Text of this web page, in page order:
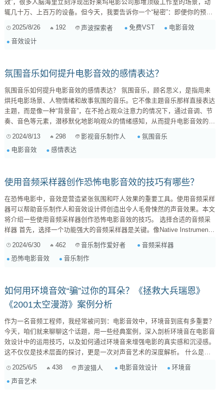
效”，很多人脑海里立刻浮现出好莱坞电影公司那堆顶级工作室的场景，动
辄几十万、上百万的设备。但今天，我要告诉你一个“秘密”：即便你的预算
是零，只要掌握正确的方法，并善用那些免费的VST插件，你同样能为你的
作品注入令人惊叹的电影级听觉体验！ “电影级”到底意味着什么？它可不是
随便加个低音就完事儿。在我看来，它至少包括几个关键要素： 沉浸感与
2025/8/26 192 声波探索者 免费VST
电影音效
音效设计
氛围音乐如何提升电影音效的感情表达？
氛围音乐如何提升电影音效的感情表达？ 氛围音乐，顾名思义，是指用来
烘托电影场景、人物情绪和故事氛围的音乐。它不像主题音乐那样直接表达
主题，而是像一种“背景音”，在不抢占观众注意力的情况下，通过音调、节
奏、音色等元素，潜移默化地影响观众的情绪感知，从而提升电影音效的感
2024/8/13 298 影视音乐制作人
氛围音乐
电影音效
感情表达
使用音频采样器创作恐怖电影音效的技巧有哪些？
在恐怖电影中，音效是营造紧张氛围和吓人效果的重要工具。使用音频采样
器可以帮助音乐制作人和音效设计师创造出令人毛骨悚然的声音效果。本文
将介绍一些使用音频采样器创作恐怖电影音效的技巧。 选择合适的音频采
样器 首先，选择一个功能强大的音频采样器是关键。像Native Instruments
选择。这些采样器不仅可以加载各种声音样本，还能进行深度编辑和处理。
创造独特的声音样本 恐怖电影音效需要独特和新颖的声音样本。你可以通
2024/6/30 462 音乐制作爱好者
音频采样器
恐怖电影音效
音乐制作
如何用环境音效“骗”过你的耳朵？《拯救大兵瑞恩》
《2001太空漫游》案例分析
作为一名音频工程师，我经常被问到：电影音效中，环境音到底有多重要？
今天，咱们就来聊聊这个话题，用一些经典案例，深入剖析环境音在电影音
效设计中的运用技巧，以及如何通过环境音来增强电影的真实感和沉浸感。
这不仅仅是技术层面的探讨，更是一次对声音艺术的深度解析。 什么是电
元素。它包括自然环境音（如风声、雨声、鸟鸣）、城市环境音（如车流
声、人声喧嚣、建筑工地噪音）以及特定场所的环境音（如咖啡馆的背景音
2025/6/5 438 声波猎人 电影音效设计
环境音
声音艺术